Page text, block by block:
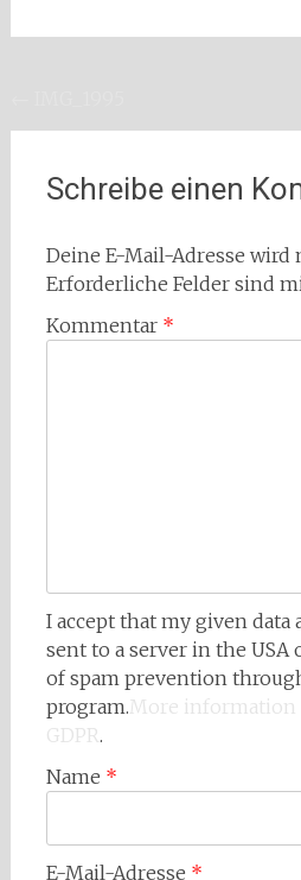
Schreibe einen
Deine E-Mail-Adresse
Erforderliche Felder sind
Kommentar *
I accept that my given data
sent to a server in the
of spam prevention
program.More information
GDPR.
Name *
E-Mail-Adresse *